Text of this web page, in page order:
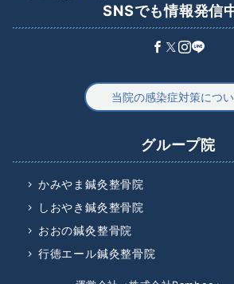
SNSでも情報発信
当院の感染症対策につ
グループ院
かみやま鍼灸整骨院
しおやき鍼灸整骨院
おおの鍼灸整骨院
行徳エール鍼灸整骨院